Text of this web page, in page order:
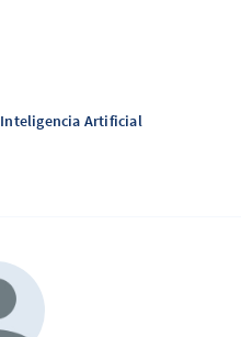
Inteligencia Artificial